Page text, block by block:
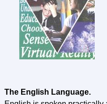
The English Language.